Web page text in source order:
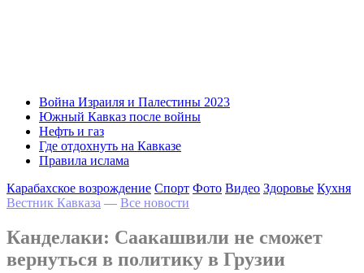
Война Израиля и Палестины 2023
Южный Кавказ после войны
Нефть и газ
Где отдохнуть на Кавказе
Правила ислама
Карабахское возрождение Спорт Фото Видео Здоровье Кухня
Вестник Кавказа — Все новости
Канделаки: Саакашвили не сможет
вернуться в политику в Грузии